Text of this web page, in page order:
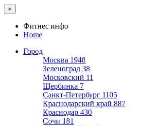
×
Фитнес инфо
Home
Город
Москва 1948
Зеленоград 38
Московский 11
Щербинка 7
Санкт-Петербург 1105
Краснодарский край 887
Краснодар 430
Сочи 181